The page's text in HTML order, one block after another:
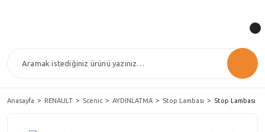
Anasayfa RENAULT Scenic AYDINLATMA Stop Lambası Stop Lambası